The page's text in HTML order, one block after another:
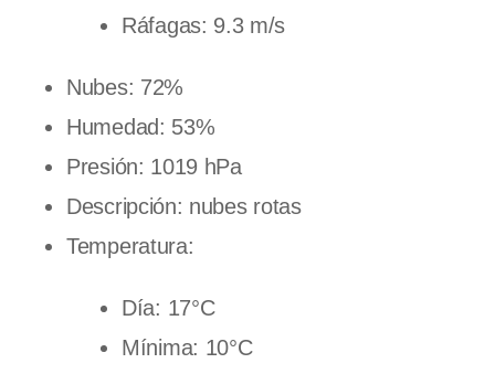
Ráfagas: 9.3 m/s
Nubes: 72%
Humedad: 53%
Presión: 1019 hPa
Descripción: nubes rotas
Temperatura:
Día: 17°C
Mínima: 10°C